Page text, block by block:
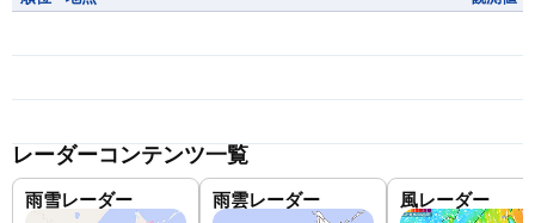
レーダーコンテンツ一覧
雨雪レーダー 雨雲レーダー 風レーダー